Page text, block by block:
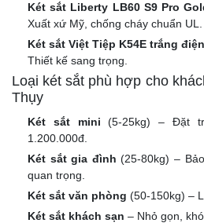
Két sắt Liberty LB60 S9 Pro
Xuất xứ Mỹ, chống cháy chuẩn UL.
Két sắt Việt Tiệp K54E trắng
Thiết kế sang trọng.
Loại két sắt phù hợp cho
Thụy
Két sắt mini (5-25kg) – Đặt
1.200.000đ.
Két sắt gia đình (25-80kg) –
quan trọng.
Két sắt văn phòng (50-150kg) –
Két sắt khách sạn – Nhỏ gọn,